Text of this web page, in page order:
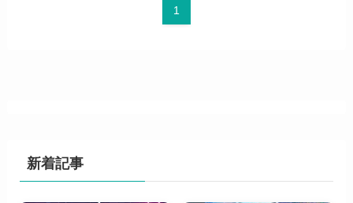
1
新着記事